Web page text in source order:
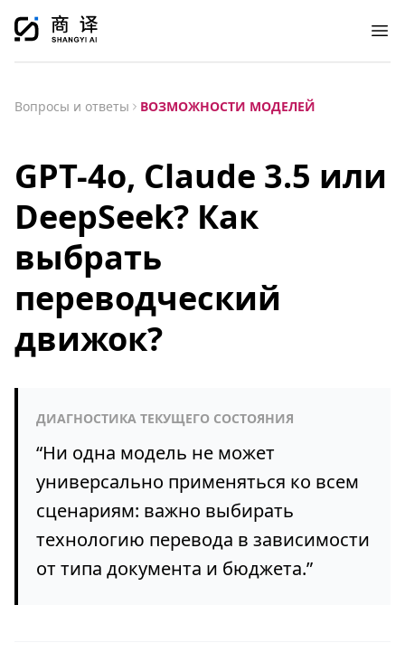
Вопросы и ответы ВОЗМОЖНОСТИ МОДЕЛЕЙ
GPT-4o, Claude 3.5 или
DeepSeek? Как
выбрать
переводческий
движок?
ДИАГНОСТИКА ТЕКУЩЕГО СОСТОЯНИЯ
“Ни одна модель не может
универсально применятьcя ко всем
сценариям: важно выбирать
технологию перевода в зависимости
от типа документа и бюджета.”